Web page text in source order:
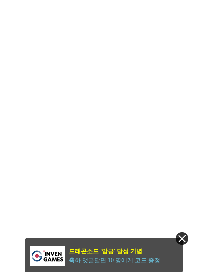
드래곤소드 '압긍' 달성 기념
축하 댓글달면 10 명에게 코드 증정